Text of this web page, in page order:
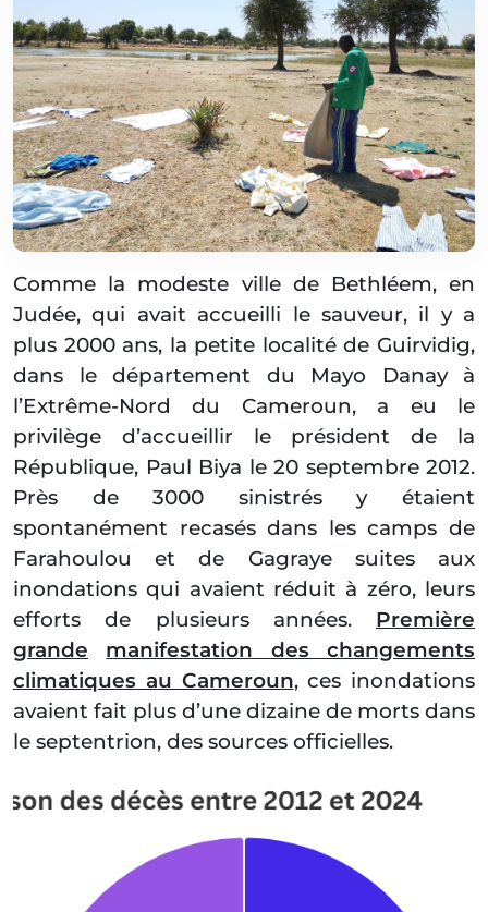
Comme la modeste ville de Bethléem, en
Judée, qui avait accueilli le sauveur, il y a
plus 2000 ans, la petite localité de Guirvidig,
dans le département du Mayo Danay à
l’Extrême-Nord du Cameroun, a eu le
privilège d’accueillir le président de la
République, Paul Biya le 20 septembre 2012.
Près de 3000 sinistrés y étaient
spontanément recasés dans les camps de
Farahoulou et de Gagraye suites aux
inondations qui avaient réduit à zéro, leurs
efforts de plusieurs années. Première
grande
manifestation des changements
climatiques au Cameroun, ces inondations
avaient fait plus d’une dizaine de morts dans
le septentrion, des sources officielles.